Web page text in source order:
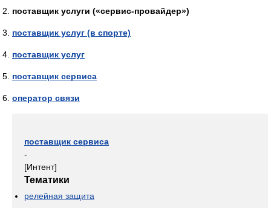
поставщик услуги («сервис-провайдер»)
поставщик услуг (в спорте)
поставщик услуг
поставщик сервиса
оператор связи
поставщик сервиса
-
[Интент]
Тематики
релейная защита